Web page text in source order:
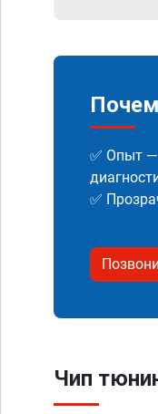
✅ Опыт —
✅
Чип